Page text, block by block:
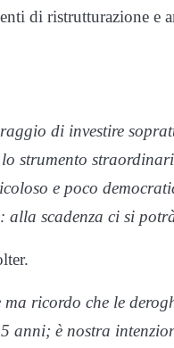
di ristrutturazione e
di investire
strumento
e poco
scadenza ci si
ma ricordo che le
anni; è nostra